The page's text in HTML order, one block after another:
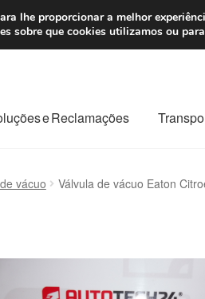
7 EUR
e Reclamações
vácuo Válvula de vácuo Eaton
lhe proporcionar a melhor
sobre que cookies utilizamos ou